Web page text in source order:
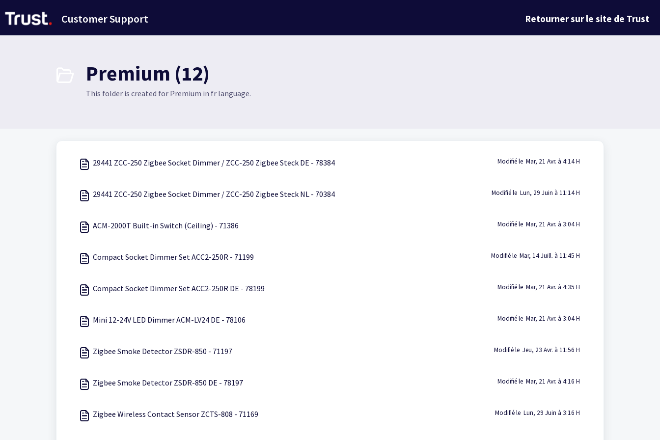
Customer Support Retourner sur le site de Trust
Premium (12)
This folder is created for Premium in fr language.
29441 ZCC-250 Zigbee Socket Dimmer / ZCC-250 Zigbee Steck DE - 78384 Modifié le Mar, 21 Avr. à 4:14 H
29441 ZCC-250 Zigbee Socket Dimmer / ZCC-250 Zigbee Steck NL - 70384 Modifié le Lun, 29 Juin à 11:14 H
ACM-2000T Built-in Switch (Ceiling) - 71386 Modifié le Mar, 21 Avr. à 3:04 H
Compact Socket Dimmer Set ACC2-250R - 71199 Modifié le Mar, 14 Juill. à 11:45 H
Compact Socket Dimmer Set ACC2-250R DE - 78199 Modifié le Mar, 21 Avr. à 4:35 H
Mini 12-24V LED Dimmer ACM-LV24 DE - 78106 Modifié le Mar, 21 Avr. à 3:04 H
Zigbee Smoke Detector ZSDR-850 - 71197 Modifié le Jeu, 23 Avr. à 11:56 H
Zigbee Smoke Detector ZSDR-850 DE - 78197 Modifié le Mar, 21 Avr. à 4:16 H
Zigbee Wireless Contact Sensor ZCTS-808 - 71169 Modifié le Lun, 29 Juin à 3:16 H